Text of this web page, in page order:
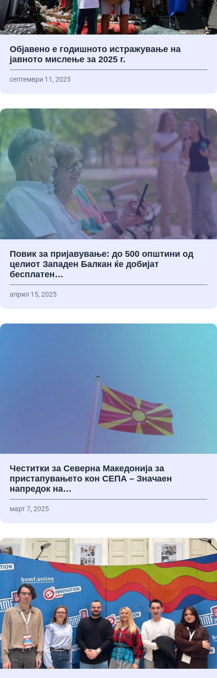
Објавено е годишното истражување на
јавното мислење за 2025 г.
септември 11, 2025
Повик за пријавување: до 500 општини од
целиот Западен Балкан ќе добијат
бесплатен…
април 15, 2025
Честитки за Северна Македонија за
пристапувањето кон СЕПА – Значаен
напредок на…
март 7, 2025